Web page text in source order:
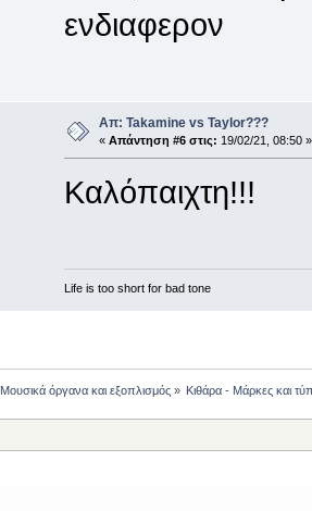
ενδιαφερον
Απ: Takamine vs Taylor???
« Απάντηση #6 στις: 19/02/21, 08:50 »
Καλόπαιχτη!!!
Life is too short for bad tone
Μουσικά όργανα και εξοπλισμός» Κιθάρα - Μάρκες και